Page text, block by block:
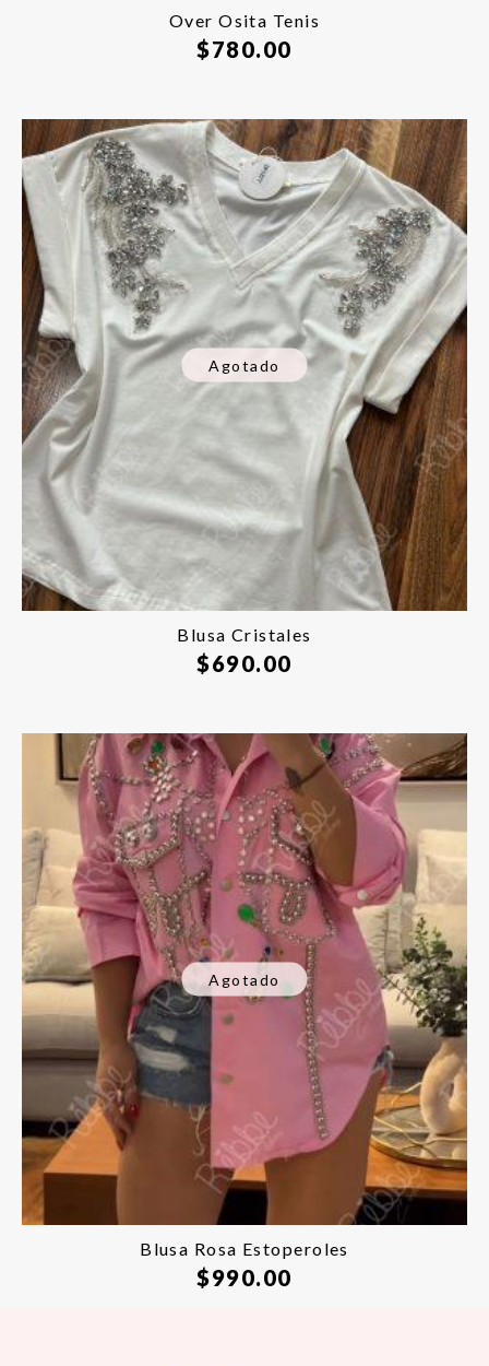
Over Osita Tenis
$780.00
Agotado
Blusa Cristales
$690.00
Agotado
Blusa Rosa Estoperoles
$990.00